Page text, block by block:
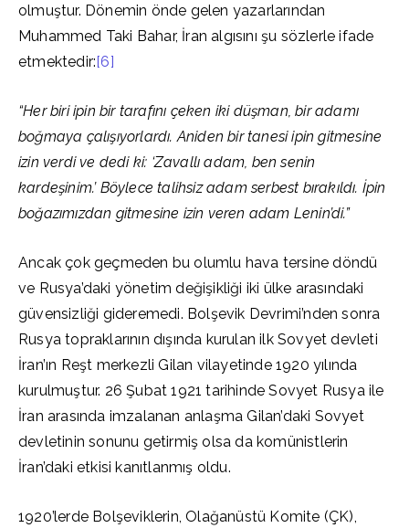
olmuştur. Dönemin önde gelen yazarlarından
Muhammed Taki Bahar, İran algısını şu sözlerle ifade
etmektedir:[6]
“Her biri ipin bir tarafını çeken iki düşman, bir adamı
boğmaya çalışıyorlardı. Aniden bir tanesi ipin gitmesine
izin verdi ve dedi ki: ‘Zavallı adam, ben senin
kardeşinim.’ Böylece talihsiz adam serbest bırakıldı. İpin
boğazımızdan gitmesine izin veren adam Lenin’di.”
Ancak çok geçmeden bu olumlu hava tersine döndü
ve Rusya’daki yönetim değişikliği iki ülke arasındaki
güvensizliği gideremedi. Bolşevik Devrimi’nden sonra
Rusya topraklarının dışında kurulan ilk Sovyet devleti
İran’ın Reşt merkezli Gilan vilayetinde 1920 yılında
kurulmuştur. 26 Şubat 1921 tarihinde Sovyet Rusya ile
İran arasında imzalanan anlaşma Gilan’daki Sovyet
devletinin sonunu getirmiş olsa da komünistlerin
İran’daki etkisi kanıtlanmış oldu.
1920’lerde Bolşeviklerin, Olağanüstü Komite (ÇK),